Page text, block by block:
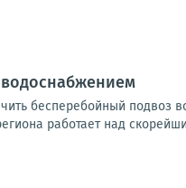
водоснабжением
бесперебойный подвоз
работает над